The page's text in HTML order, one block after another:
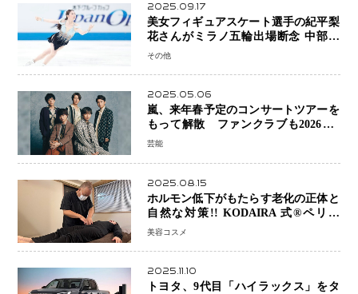
2025.09.17
美女フィギュアスケート選手の紀平梨
花さんがミラノ五輪出場断念 中部選
手権欠場を発表「安全最優先の判断」
その他
2025.05.06
嵐、来年春予定のコンサートツアーを
もって解散 ファンクラブも2026年5
月末で活動終了
芸能
2025.08.15
ホルモン低下がもたらす老化の正体と
自然な対策!! KODAIRA 式®ペリネ
（骨盤底筋）ケア
美容コスメ
2025.11.10
トヨタ、9代目「ハイラックス」をタ